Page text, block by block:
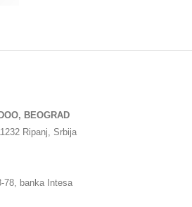
BEOGRAD
Ripanj, Srbija
78, banka Intesa